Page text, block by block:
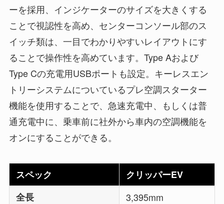
ーを採用、インジケーターのサイズを大きくする
ことで視認性を高め、センターコンソール部のス
イッチ類は、一目でわかりやすいレイアウトにす
ることで操作性を高めています。Type Aおよび
Type Cの充電用USBポートも設定。キーレスエン
トリーシステムについているプレ空調スターター
機能を使用することで、急速充電中、もしくは普
通充電中に、乗車前に社外から車内の空調機能を
オンにすることができる。
スペック
クリッパーEV
全長
3,395mm